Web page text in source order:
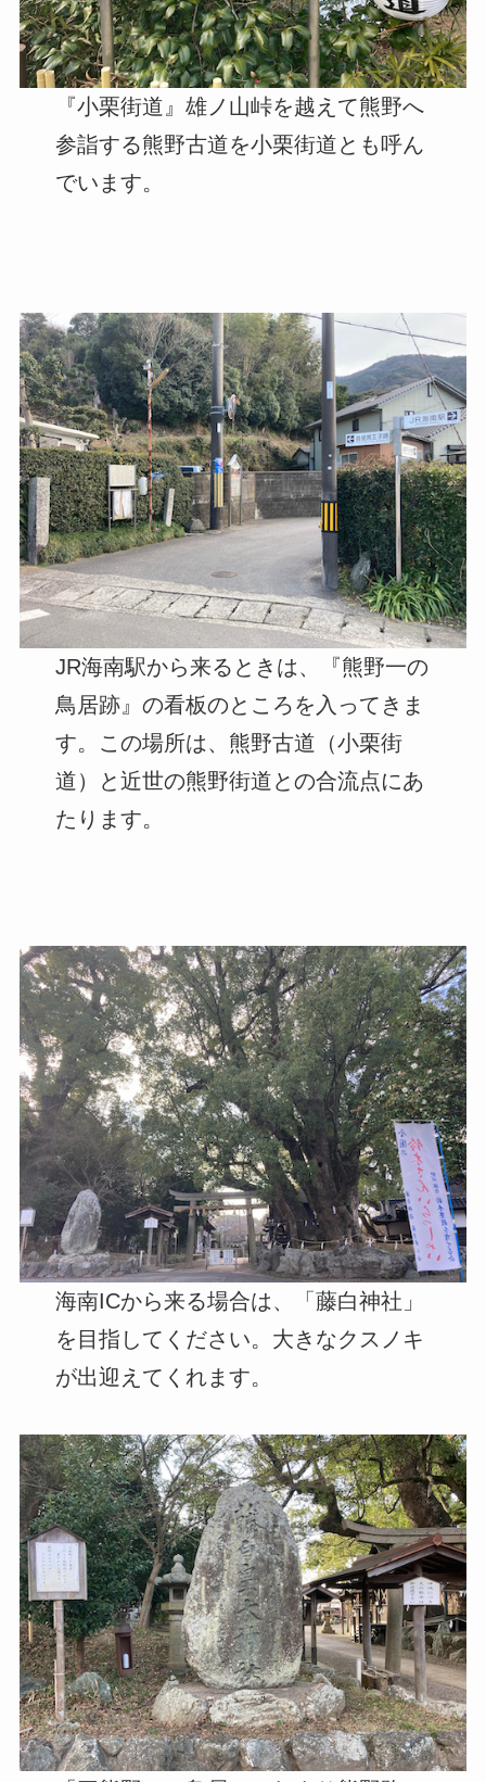
『小栗街道』雄ノ山峠を越えて熊野へ
参詣する熊野古道を小栗街道とも呼ん
でいます。
JR海南駅から来るときは、『熊野一の
鳥居跡』の看板のところを入ってきま
す。この場所は、熊野古道（小栗街
道）と近世の熊野街道との合流点にあ
たります。
海南ICから来る場合は、「藤白神社」
を目指してください。大きなクスノキ
が出迎えてくれます。